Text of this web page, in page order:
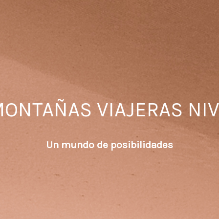
VIAJERAS
Un mundo de posibilidades